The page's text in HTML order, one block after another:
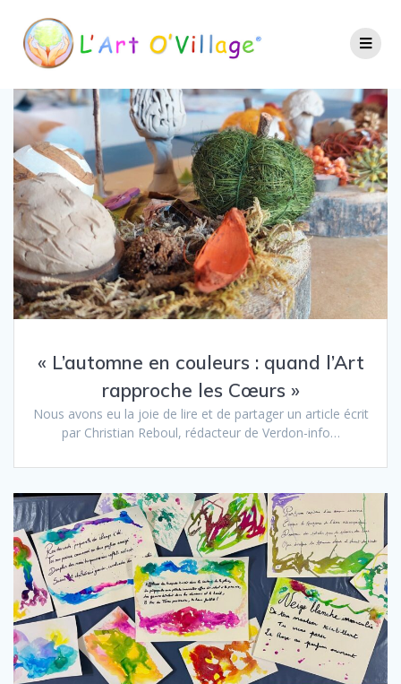
« L’automne en couleurs : quand l’Art
rapproche les Cœurs »
Nous avons eu la joie de lire et de partager un article écrit
par Christian Reboul, rédacteur de Verdon-info…